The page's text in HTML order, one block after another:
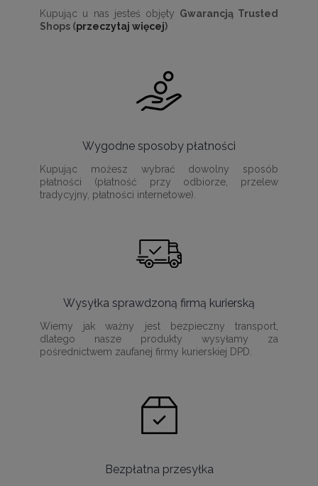
Kupując u nas jesteś objęty Gwarancją Trusted
Shops (przeczytaj więcej)
Wygodne sposoby płatności
Kupując możesz wybrać dowolny sposób
płatności (płatność przy odbiorze, przelew
tradycyjny, płatności internetowe).
Wysyłka sprawdzoną firmą kurierską
Wiemy jak ważny jest bezpieczny transport,
dlatego nasze produkty wysyłamy za
pośrednictwem zaufanej firmy kurierskiej DPD.
Bezpłatna przesyłka